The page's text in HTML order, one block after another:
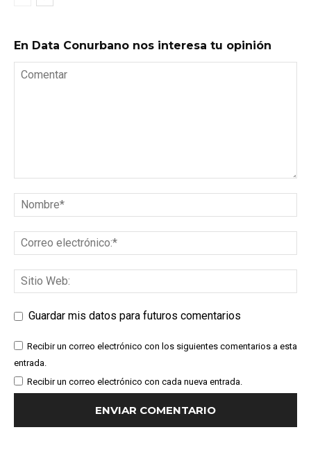
En Data Conurbano nos interesa tu opinión
Guardar mis datos para futuros comentarios
Recibir un correo electrónico con los siguientes comentarios a esta
entrada.
Recibir un correo electrónico con cada nueva entrada.